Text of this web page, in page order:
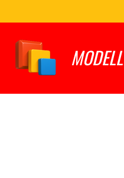
Hauptinhalt
springen